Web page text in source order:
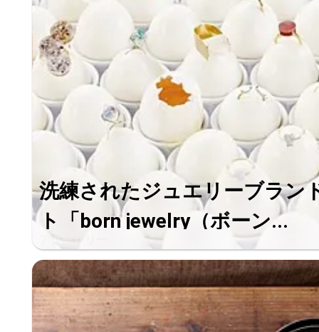
洗練されたジュエリーブラン
ト「born jewelry（ボーン...
アクセサリー